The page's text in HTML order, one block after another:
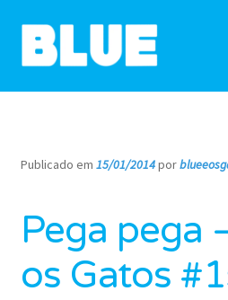
Pular
para
Pular
para
TIRINHAS
SOBRE
CLUBE DO BLUE
Publicado em 15/01/2014por
Pega pega
os Gatos